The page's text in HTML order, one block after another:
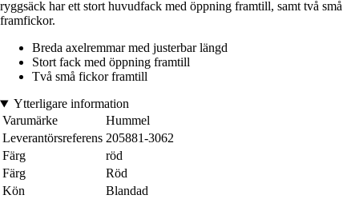
ryggsäck har ett stort huvudfack med öppning framtill, samt två små
framfickor.
Breda axelremmar med justerbar längd
Stort fack med öppning framtill
Två små fickor framtill
Ytterligare information
Varumärke
Hummel
Leverantörsreferens 205881-3062
Färg
röd
Färg
Röd
Kön
Blandad